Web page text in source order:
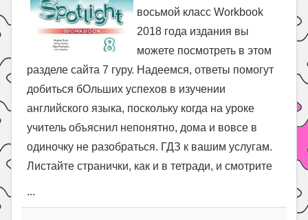
восьмой класс Workbook
2018 года издания вы
можете посмотреть в этом
разделе сайта 7 гуру. Надеемся, ответы помогут
добиться бОльших успехов в изучении
английского языка, поскольку когда на уроке
учитель объяснил непонятно, дома и вовсе в
одиночку не разобраться. ГДЗ к вашим услугам.
Листайте странички, как и в тетради, и смотрите
...